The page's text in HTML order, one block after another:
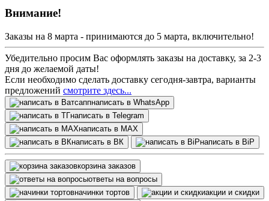
Внимание!
Заказы на 8 марта - принимаются до 5 марта, включительно!
Убедительно просим Вас оформлять заказы на доставку, за 2-3
дня до желаемой даты!
Если необходимо сделать доставку сегодня-завтра, варианты
предложений смотрите здесь...
написать в WhatsApp
написать в Telegram
написать в МАХ
написать в ВК
написать в BiP
корзина заказов
ответы на вопросы
начинки тортов
акции и скидки